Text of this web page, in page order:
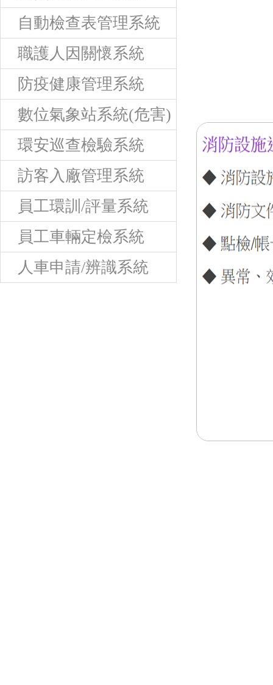
自動檢查表管理系統
職護人因關懷系統
防疫健康管理系統
數位氣象站系統(危害)
環安巡查檢驗系統
訪客入廠管理系統
員工環訓/評量系統
員工車輛定檢系統
人車申請/辨識系統